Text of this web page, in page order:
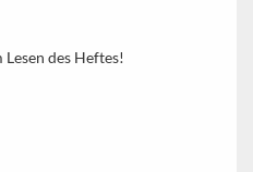
des Heftes!